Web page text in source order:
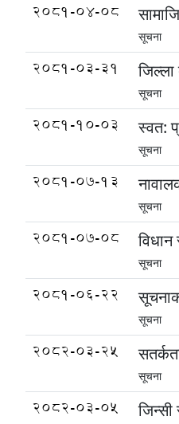
2081-04-08
सूचना
2081-03-31
सूचना
2081-10-03 स्वत:
सूचना
2081-07-13
सूचना
2081-07-08
सूचना
2081-06-22
सूचना
2082-03-25
सूचना
2082-03-05